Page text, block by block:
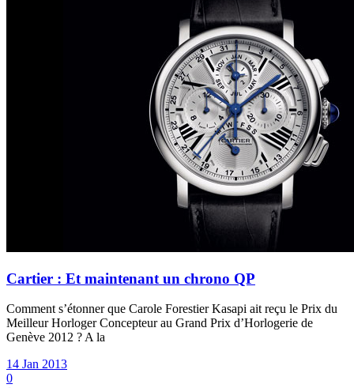
Cartier : Et maintenant un chrono QP
Comment s’étonner que Carole Forestier Kasapi ait reçu le Prix du
Meilleur Horloger Concepteur au Grand Prix d’Horlogerie de
Genève 2012 ? A la
14 Jan 2013
0